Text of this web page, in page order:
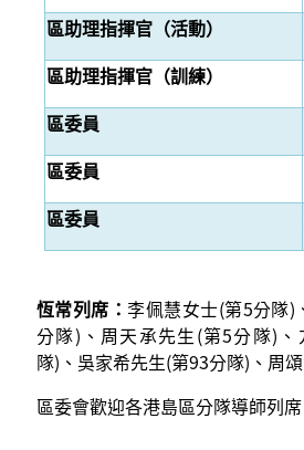
區助理指揮官（活動）
區助理指揮官（訓練）
區委員
區委員
區委員
恆常列席： 李佩慧女士(第5分隊)
分隊)、周天承先生(第5分隊)
隊)、吳家希先生(第93分隊)、周
區委會歡迎各港島區分隊導師列